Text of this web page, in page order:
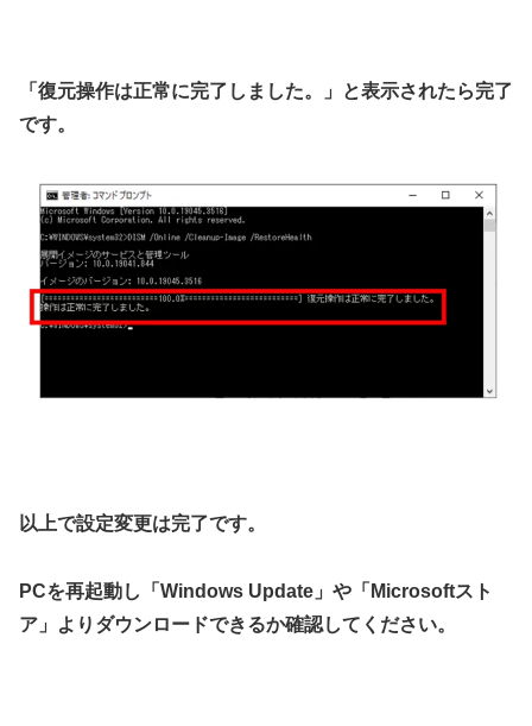
「復元操作は正常に完了しました。」と表示されたら完了
です。
以上で設定変更は完了です。
PCを再起動し「Windows Update」や「Microsoftスト
ア」よりダウンロードできるか確認してください。